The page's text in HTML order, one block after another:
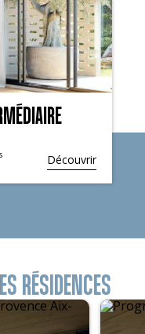
Découvrir
RÉSIDENCES